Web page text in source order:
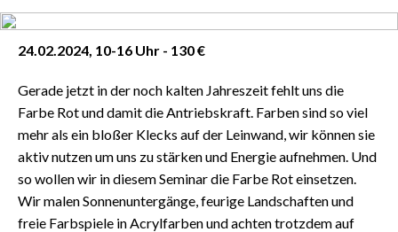
24.02.2024, 10-16 Uhr - 130 €
Gerade jetzt in der noch kalten Jahreszeit fehlt uns die
Farbe Rot und damit die Antriebskraft. Farben sind so viel
mehr als ein bloßer Klecks auf der Leinwand, wir können sie
aktiv nutzen um uns zu stärken und Energie aufnehmen. Und
so wollen wir in diesem Seminar die Farbe Rot einsetzen.
Wir malen Sonnenuntergänge, feurige Landschaften und
freie Farbspiele in Acrylfarben und achten trotzdem auf